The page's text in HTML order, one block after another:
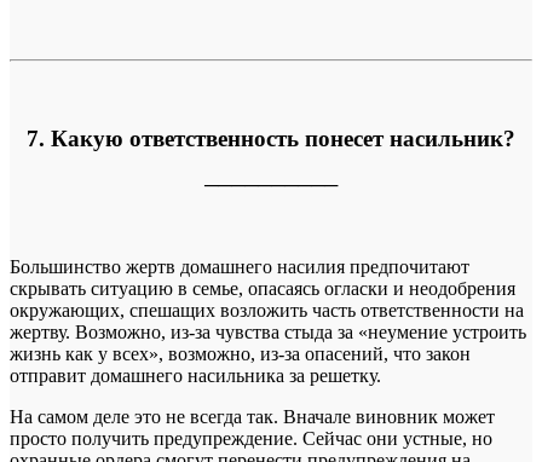
7. Какую ответственность понесет насильник?
──────────
Большинство жертв домашнего насилия предпочитают
скрывать ситуацию в семье, опасаясь огласки и неодобрения
окружающих, спешащих возложить часть ответственности на
жертву. Возможно, из-за чувства стыда за «неумение устроить
жизнь как у всех», возможно, из-за опасений, что закон
отправит домашнего насильника за решетку.
На самом деле это не всегда так. Вначале виновник может
просто получить предупреждение. Сейчас они устные, но